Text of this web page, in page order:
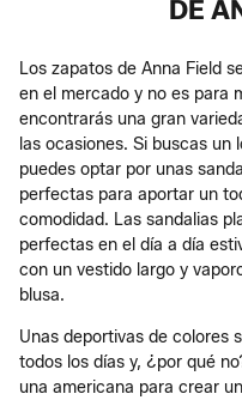
DE
Los zapatos de Anna Field
en el mercado y no es para
encontrarás una gran
las ocasiones. Si buscas
puedes optar por unas
perfectas para aportar un
comodidad. Las sandalias
perfectas en el día a día
con un vestido largo y
blusa.
Unas deportivas de colores
todos los días y, ¿por qué
una americana para crear